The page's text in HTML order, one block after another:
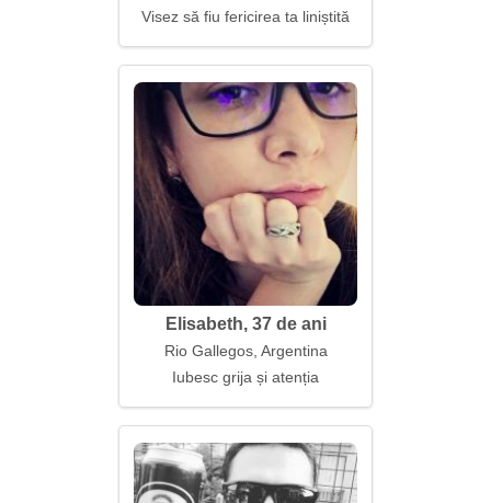
Visez să fiu fericirea ta liniștită
Elisabeth, 37 de ani
Rio Gallegos, Argentina
Iubesc grija și atenția